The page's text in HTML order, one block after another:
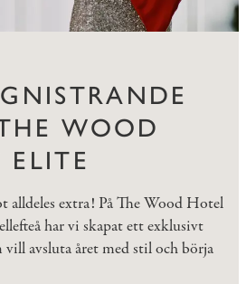
WOOD
ELITE
alldeles extra! På The Wood Hotel
har vi skapat ett exklusivt
vill avsluta året med stil och börja